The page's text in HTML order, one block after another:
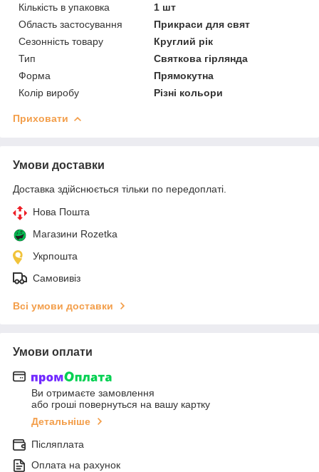
Кількість в упаковка
1 шт
Область застосування
Прикраси для свят
Сезонність товару
Круглий рік
Тип
Святкова гірлянда
Форма
Прямокутна
Колір виробу
Різні кольори
Приховати
Умови доставки
Доставка здійснюється тільки по передоплаті.
Нова Пошта
Магазини Rozetka
Укрпошта
Самовивіз
Всі умови доставки
Умови оплати
Ви отримаєте замовлення
або гроші повернуться на вашу картку
Детальніше
Післяплата
Оплата на рахунок